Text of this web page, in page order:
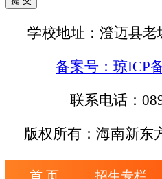
学校地址：澄迈县老
备案号：琼ICP
联系电话：
版权所有：海南新东
首 页 招生专栏